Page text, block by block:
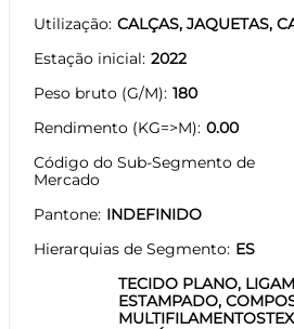
Utilização CALÇAS, JAQUETAS,
Estação inicial 2022
Peso bruto (G/M) 180
Rendimento (KG=>M) 0.00
Código do Sub-Segmento de
Mercado
Pantone INDEFINIDO
Hierarquias de Segmento ES
TECIDO PLANO,
ESTAMPADO,